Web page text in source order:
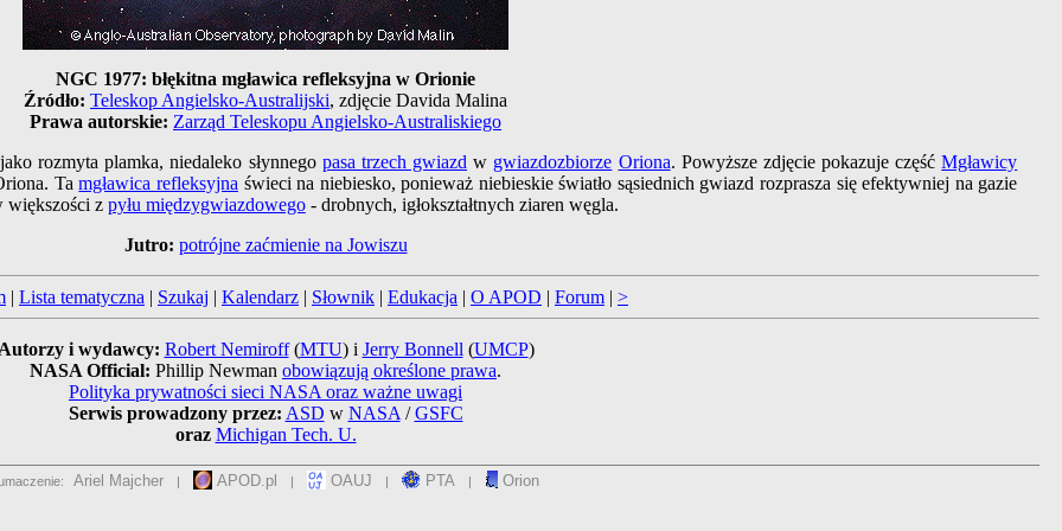
NGC 1977: błękitna mgławica refleksyjna w Orionie
Źródło: Teleskop Angielsko-Australijski, zdjęcie Davida Malina
Prawa autorskie: Zarząd Teleskopu Angielsko-Australiskiego
rozmyta plamka, niedaleko słynnego pasa trzech gwiazd w gwiazdozbiorze Oriona. Powyższe zdjęcie pokazuje częśćMgławicy
Tamgławica refleksyjna świeci na niebiesko, ponieważ niebieskie światło sąsiednich gwiazd rozprasza się efektywniej na gazie
większości z pyłu międzygwiazdowego- drobnych, igłokształtnych ziaren węgla.
Jutro: potrójne zaćmienie na Jowiszu
| Lista tematyczna | Szukaj | Kalendarz | Słownik | Edukacja | O APOD | Forum | >
i wydawcy: Robert Nemiroff(MTU) i Jerry Bonnell (UMCP)
NASA Official: Phillip Newman obowiązują określone prawa.
Polityka prywatności sieci NASA oraz ważne uwagi
Serwis prowadzony przez: ASD w NASA /GSFC
oraz Michigan Tech. U.
Ariel Majcher APOD.pl OAUJ PTA Orion